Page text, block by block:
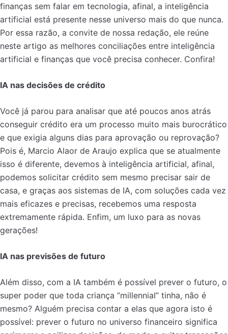
finanças sem falar em tecnologia, afinal, a inteligência
artificial está presente nesse universo mais do que nunca.
Por essa razão, a convite de nossa redação, ele reúne
neste artigo as melhores conciliações entre inteligência
artificial e finanças que você precisa conhecer. Confira!
IA nas decisões de crédito
Você já parou para analisar que até poucos anos atrás
conseguir crédito era um processo muito mais burocrático
e que exigia alguns dias para aprovação ou reprovação?
Pois é, Marcio Alaor de Araujo explica que se atualmente
isso é diferente, devemos à inteligência artificial, afinal,
podemos solicitar crédito sem mesmo precisar sair de
casa, e graças aos sistemas de IA, com soluções cada vez
mais eficazes e precisas, recebemos uma resposta
extremamente rápida. Enfim, um luxo para as novas
gerações!
IA nas previsões de futuro
Além disso, com a IA também é possível prever o futuro, o
super poder que toda criança “millennial” tinha, não é
mesmo? Alguém precisa contar a elas que agora isto é
possível: prever o futuro no universo financeiro significa